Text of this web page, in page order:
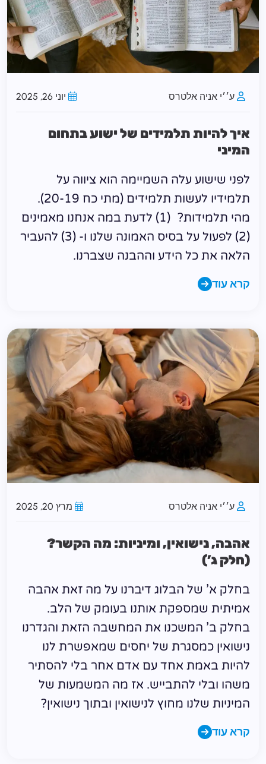
ע׳׳י אניה אלטרס יוני 26, 2025
איך להיות תלמידים של ישוע בתחום
המיני
לפני שישוע עלה השמיימה הוא ציווה על
תלמידיו לעשות תלמידים (מתי כח 20-19).
מהי תלמידות? (1) לדעת במה אנחנו מאמינים
(2) לפעול על בסיס האמונה שלנו ו- (3) להעביר
הלאה את כל הידע וההבנה שצברנו.
קרא עוד
ע׳׳י אניה אלטרס מרץ 20, 2025
אהבה, נישואין, ומיניות: מה הקשר?
(חלק ג’)
בחלק א’ של הבלוג דיברנו על מה זאת אהבה
אמיתית שמספקת אותנו בעומק של הלב.
בחלק ב’ המשכנו את המחשבה הזאת והגדרנו
נישואין כמסגרת של יחסים שמאפשרת לנו
להיות באמת אחד עם אדם אחר בלי להסתיר
משהו ובלי להתבייש. אז מה המשמעות של
המיניות שלנו מחוץ לנישואין ובתוך נישואין?
קרא עוד